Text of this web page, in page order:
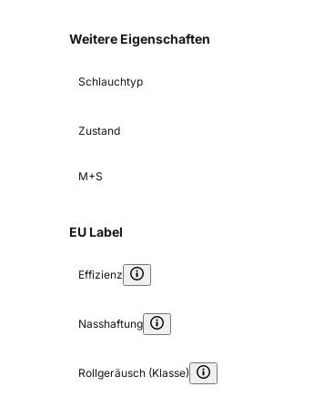
Weitere Eigenschaften
Schlauchtyp
Zustand
M+S
EU Label
Effizienz
Nasshaftung
Rollgeräusch (Klasse)